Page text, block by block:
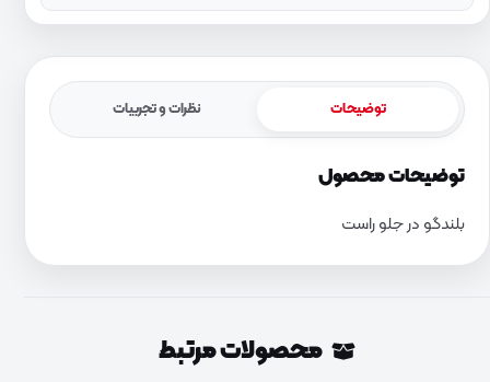
توضیحات نظرات و تجربیات
توضیحات محصول
بلندگو در جلو راست
محصولات مرتبط